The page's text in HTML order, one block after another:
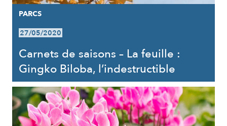
PARCS
27/05/2020
Carnets de saisons – La feuille :
Gingko Biloba, l’indestructible